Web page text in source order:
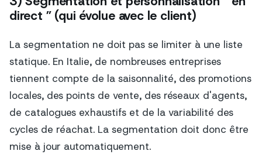
direct ” (qui évolue avec le client)
La segmentation ne doit pas se limiter à une liste
statique. En Italie, de nombreuses entreprises
tiennent compte de la saisonnalité, des promotions
locales, des points de vente, des réseaux d'agents,
de catalogues exhaustifs et de la variabilité des
cycles de réachat. La segmentation doit donc être
mise à jour automatiquement.